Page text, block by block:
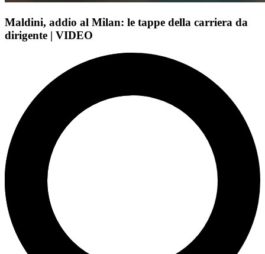
Maldini, addio al Milan: le tappe della carriera da
dirigente | VIDEO